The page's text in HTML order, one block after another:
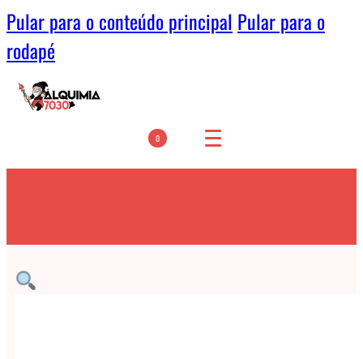
Pular para o conteúdo principal Pular para o
rodapé
0